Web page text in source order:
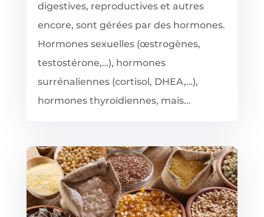
digestives, reproductives et autres
encore, sont gérées par des hormones.
Hormones sexuelles (œstrogènes,
testostérone,…), hormones
surrénaliennes (cortisol, DHEA,…),
hormones thyroïdiennes, mais...